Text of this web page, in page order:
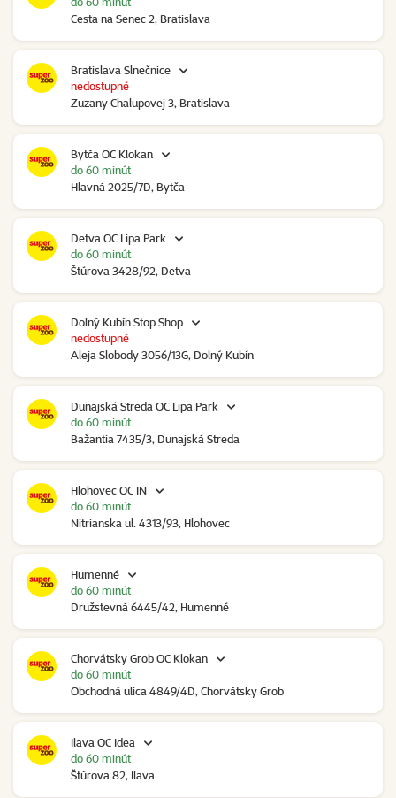
Cesta na Senec 2, Bratislava
Bratislava Slnečnice
Zuzany Chalupovej 3, Bratislava
nedostupné
Bytča OC Klokan
Hlavná 2025/7D, Bytča
do 60 minút
Detva OC Lipa Park
Štúrova 3428/92, Detva
do 60 minút
Dolný Kubín Stop Shop
Aleja Slobody 3056/13G, Dolný Kubín
nedostupné
Dunajská Streda OC Lipa Park
Bažantia 7435/3, Dunajská Streda
do 60 minút
Hlohovec OC IN
Nitrianska ul. 4313/93, Hlohovec
do 60 minút
Humenné
Družstevná 6445/42, Humenné
do 60 minút
Chorvátsky Grob OC Klokan
Obchodná ulica 4849/4D, Chorvátsky Grob
do 60 minút
Ilava OC Idea
Štúrova 82, Ilava
do 60 minút